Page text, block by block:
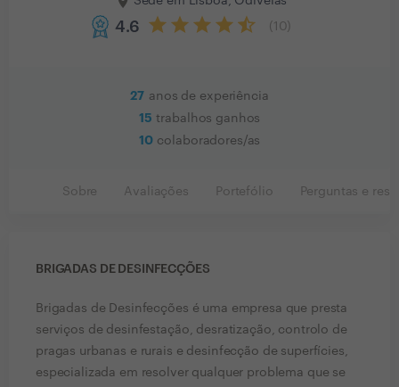
4.6 10
27 anos de experiência
15 trabalhos ganhos
10 colaboradores/as
Sobre Avaliações Portefólio Perguntas e
BRIGADAS DE DESINFECÇÕES
Brigadas de Desinfecções é uma empresa que presta
serviços de desinfestação, desratização, controlo de
pragas urbanas e rurais e desinfecção de superfícies,
especializada em resolver qualquer problema que se